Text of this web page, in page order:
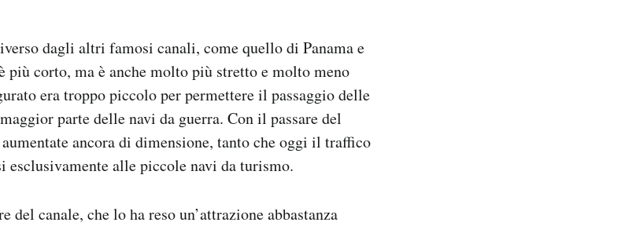
dagli altri famosi canali, come quello di Panama e
più corto, ma è anche molto più stretto e molto meno
era troppo piccolo per permettere il passaggio delle
parte delle navi da guerra. Con il passare del
ancora di dimensione, tanto che oggi il traffico
alle piccole navi da turismo.
del canale, che lo ha reso un’attrazione abbastanza